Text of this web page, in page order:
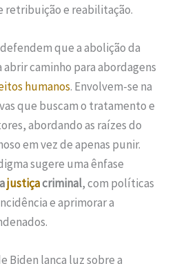
e reabilitação.
que a abolição da
caminho para abordagens
humanos. Envolvem-se na
que buscam o tratamento e
abordando as raízes do
em vez de apenas punir.
sugere uma ênfase
justiçacriminal, com políticas
e aprimorar a
Biden lança luz sobre a